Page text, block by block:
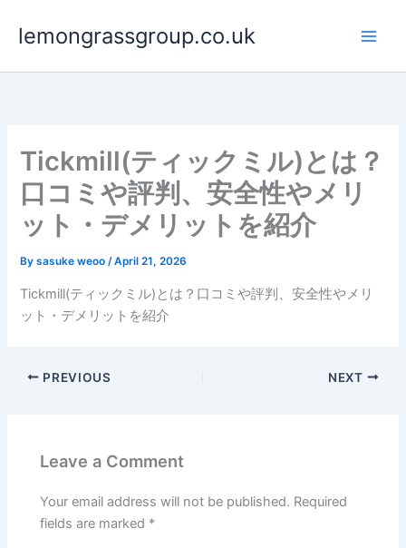
lemongrassgroup.co.uk
Tickmill(ティックミル)とは？
口コミや評判、安全性やメリ
ット・デメリットを紹介
Bysasuke weoo/April 21, 2026
Tickmill(ティックミル)とは？口コミや評判、安全性やメリ
ット・デメリットを紹介
PREVIOUS NEXT
Leave a Comment
Your email address will not be published. Required
fields are marked *